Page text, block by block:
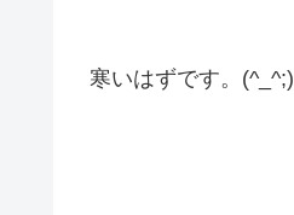
寒いはずです。(^_^;)